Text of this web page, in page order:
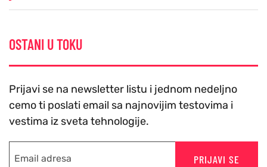
OSTANI U TOKU
Prijavi se na newsletter listu i jednom nedeljno
cemo ti poslati email sa najnovijim testovima i
vestima iz sveta tehnologije.
PRIJAVI SE